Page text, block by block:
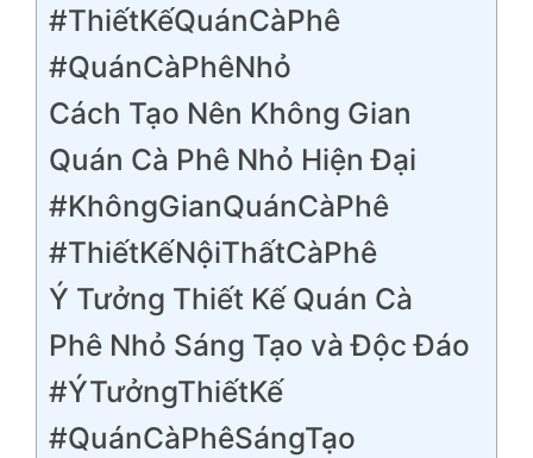
#ThiếtKếQuánCàPhê
#QuánCàPhêNhỏ
Cách Tạo Nên Không Gian
Quán Cà Phê Nhỏ Hiện Đại
#KhôngGianQuánCàPhê
#ThiếtKếNộiThấtCàPhê
Ý Tưởng Thiết Kế Quán Cà
Phê Nhỏ Sáng Tạo và Độc Đáo
#ÝTưởngThiếtKế
#QuánCàPhêSángTạo